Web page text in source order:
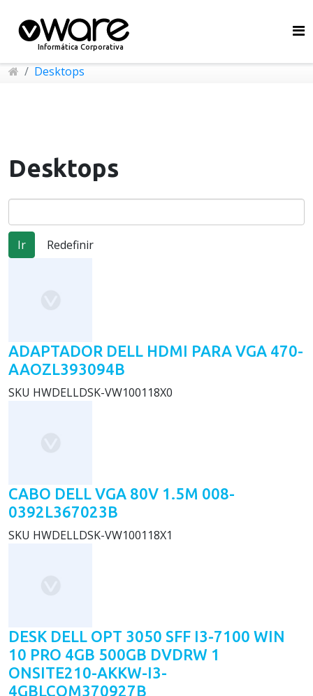
Informática Corporativa
Desktops
Desktops
ADAPTADOR DELL HDMI PARA VGA 470-
AAOZL393094B
SKU HWDELLDSK-VW100118X0
CABO DELL VGA 80V 1.5M 008-
0392L367023B
SKU HWDELLDSK-VW100118X1
DESK DELL OPT 3050 SFF I3-7100 WIN
10 PRO 4GB 500GB DVDRW 1
ONSITE210-AKKW-I3-
4GBLCOM370927B